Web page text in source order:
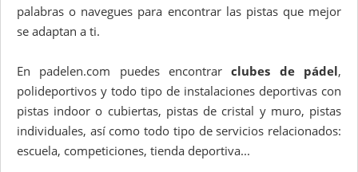
palabras o navegues para encontrar las pistas que mejor
se adaptan a ti.
En padelen.com puedes encontrarclubes de pádel,
polideportivos y todo tipo de instalaciones deportivas con
pistas indoor o cubiertas, pistas de cristal y muro, pistas
individuales, así como todo tipo de servicios relacionados:
escuela, competiciones, tienda deportiva...